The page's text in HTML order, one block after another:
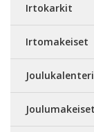
Irtokarkit
Irtomakeiset
Joulumakeiset